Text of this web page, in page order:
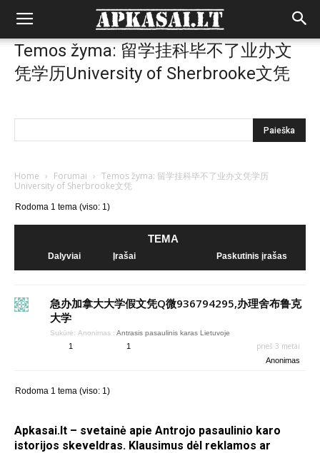
Temos žyma: 留学挂科毕不了业办文
凭学历University of Sherbrooke文凭
Home › Forumai › Temos žyma: 留学挂科毕不了业办文凭学历
University of Sherbrooke文凭
Rodoma 1 tema (viso: 1)
TEMA
Dalyviai Įrašai Paskutinis įrašas
急办加拿大大学假文凭Q微936794295,办理舍布鲁克
大学
Sukūrė: Anonimas : Antrasis pasaulinis karas Lietuvoje
1 1 prieš 3 metai
Anonimas
Rodoma 1 tema (viso: 1)
Apkasai.lt – svetainė apie Antrojo pasaulinio karo
istorijos skeveldras. Klausimus dėl reklamos ar